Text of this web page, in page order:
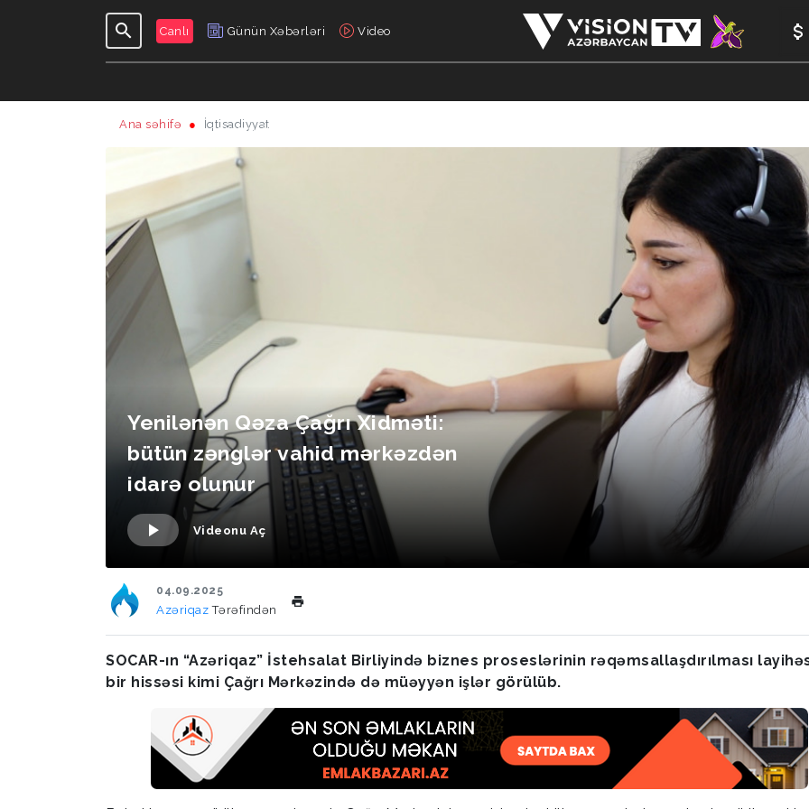
Canlı Günün Xəbərləri Video
GÜNDƏLIK
Ana səhifə İqtisadiyyat
Yenilənən Qəza Çağrı Xidməti:
bütün zənglər vahid mərkəzdən
idarə olunur
Videonu Aç
04.09.2025
AzəriqazTərəfindən
SOCAR-ın “Azəriqaz” İstehsalat Birliyində biznes proseslərinin rəqəmsallaşdırılması
bir hissəsi kimi Çağrı Mərkəzində də müəyyən işlər görülüb.